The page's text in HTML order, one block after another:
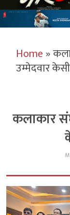
Home»
उम्मेदवार
कलाकार